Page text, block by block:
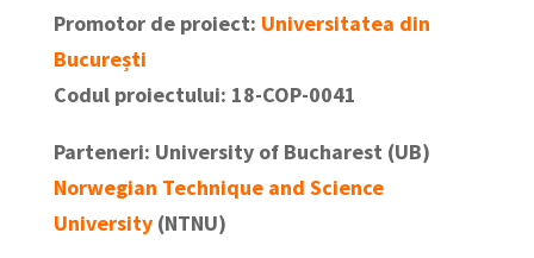
Promotor de proiect: Universitatea din
București
Codul proiectului: 18-COP-0041
Parteneri: University of Bucharest (UB)
Norwegian Technique and Science
University (NTNU)